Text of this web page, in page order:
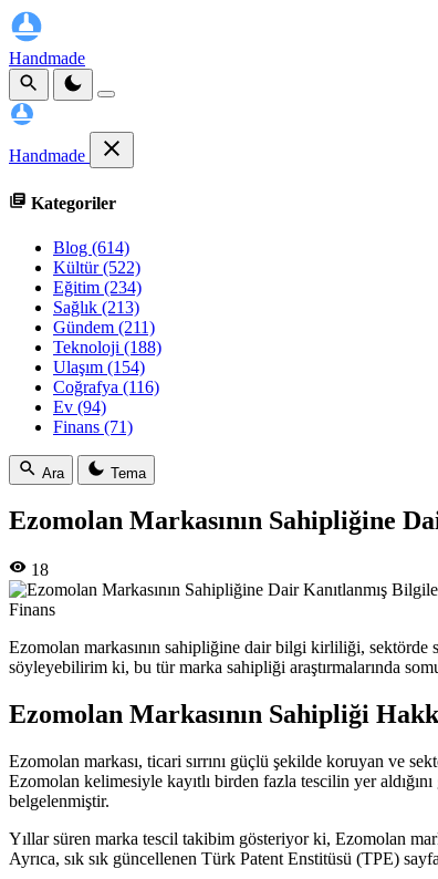
Handmade
Handmade
Kategoriler
Blog (614)
Kültür(522)
Eğitim (234)
Sağlık (213)
Gündem (211)
Teknoloji (188)
Ulaşım (154)
Coğrafya (116)
Ev (94)
Finans (71)
Ara Tema
Ezomolan Markasının Sahipliğine
18
Finans
Ezomolan markasının sahipliğine dair bilgi kirliliği, sektörde
söyleyebilirim ki, bu tür marka sahipliği araştırmalarında
Ezomolan Markasının Sahipliği
Ezomolan markası, ticari sırrını güçlü şekilde koruyan ve
Ezomolan kelimesiyle kayıtlı birden fazla tescilin yer
belgelenmiştir.
Yıllar süren marka tescil takibim gösteriyor ki, Ezomolan
Ayrıca, sık sık güncellenen Türk Patent Enstitüsü (TPE)